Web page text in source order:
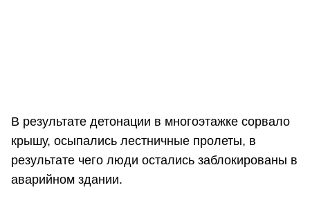
В результате детонации в многоэтажке сорвало
крышу, осыпались лестничные пролеты, в
результате чего люди остались заблокированы в
аварийном здании.